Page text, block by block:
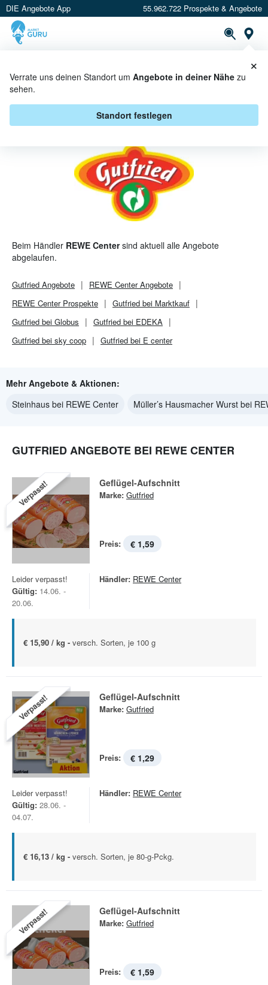
DIE Angebote App 55.962.722 Prospekte & Angebote
Verrate uns deinen Standort um Angebote in deiner Nähe zu
sehen.
Standort festlegen
×
GUTFRIED BEI REWE CENTER -
ANGEBOTE & AKTIONEN
Beim Händler REWE Centersind aktuell alle Angebote
abgelaufen.
Gutfried Angebote REWE CenterAngebote
REWE CenterProspekte
Gutfried bei Marktkauf
Gutfried bei Globus
Gutfried bei EDEKA
Gutfried bei sky coop
Gutfried bei E center
Mehr Angebote & Aktionen:
Steinhaus bei REWE Center
Müller’s Hausmacher Wurst bei
GUTFRIED ANGEBOTE BEI REWE CENTER
Verpasst! Geflügel-Aufschnitt
Marke: Gutfried
Preis: € 1,59
Leider verpasst!
Gültig: 14.06. -
20.06.
Händler: REWE Center
€ 15,90 / kg - versch. Sorten, je 100 g
Verpasst! Geflügel-Aufschnitt
Marke: Gutfried
Preis: € 1,29
Leider verpasst!
Gültig: 28.06. -
04.07.
Händler: REWE Center
€ 16,13 / kg - versch. Sorten, je 80-g-Pckg.
Verpasst! Geflügel-Aufschnitt
Marke: Gutfried
Preis: € 1,59